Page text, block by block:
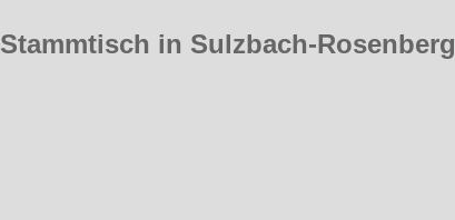
Stammtisch in Sulzbach-Rosenberg